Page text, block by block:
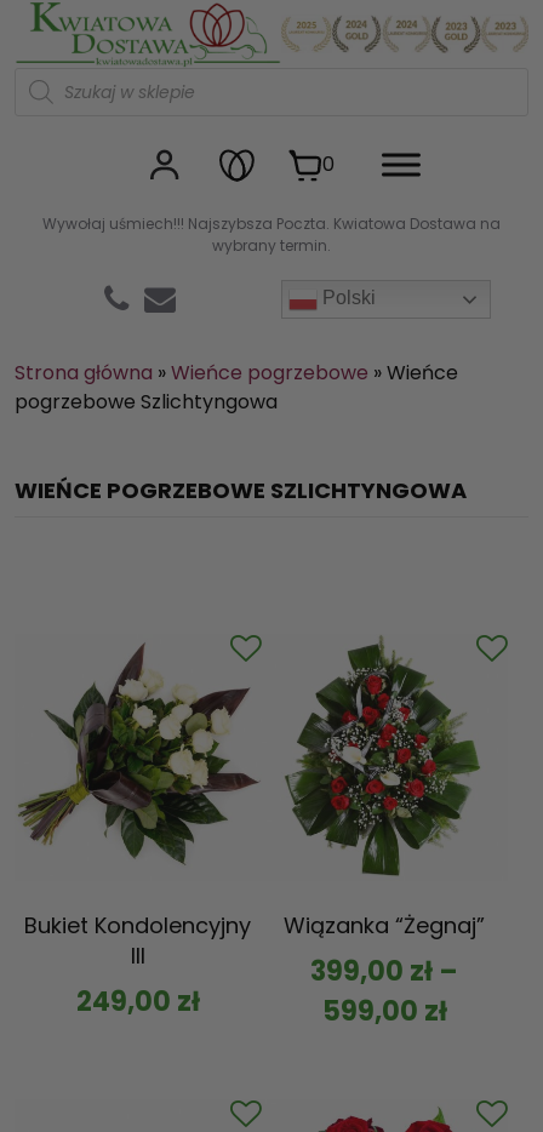
Wywołaj uśmiech!!! Najszybsza Poczta. Kwiatowa Dostawa na
wybrany termin.
Polski
Kwiaciarnia internetowa
W
d
u
k
0
Strona główna »Wieńce pogrzebowe »Wieńce
pogrzebowe Szlichtyngowa
WIEŃCE POGRZEBOWE SZLICHTYNGOWA
Bukiet Kondolencyjny
III
249,00 zł
Wiązanka “Żegnaj”
399,00 zł –
599,00 zł